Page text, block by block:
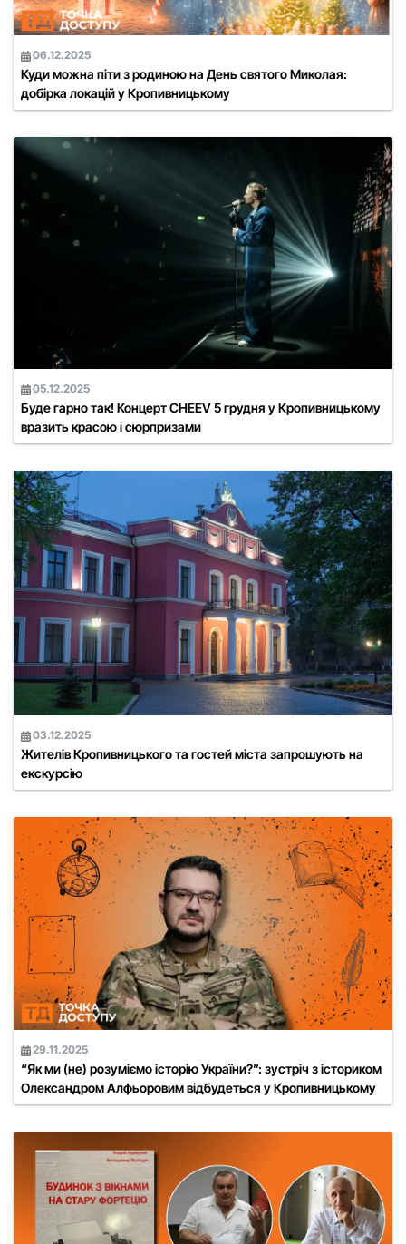
06.12.2025
Куди можна піти з родиною на День святого Миколая:
добірка локацій у Кропивницькому
05.12.2025
Буде гарно так! Концерт CHEEV 5 грудня у Кропивницькому
вразить красою і сюрпризами
03.12.2025
Жителів Кропивницького та гостей міста запрошують на
екскурсію
29.11.2025
“Як ми (не) розуміємо історію України?”: зустріч з істориком
Олександром Алфьоровим відбудеться у Кропивницькому